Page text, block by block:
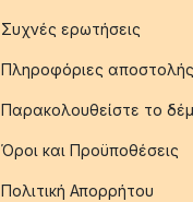
Συχνές ερωτήσεις
Πληροφόριες αποστολής
Παρακολουθείστε το
Όροι και Προϋποθέσεις
Πολιτική Απορρήτου